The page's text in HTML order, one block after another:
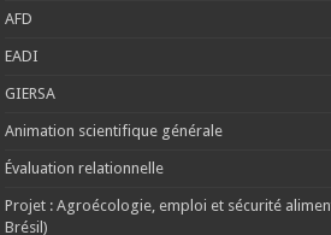
AFD
EADI
GIERSA
Animation scientifique générale
Évaluation relationnelle
Projet : Agroécologie, emploi et sécurité
Brésil)